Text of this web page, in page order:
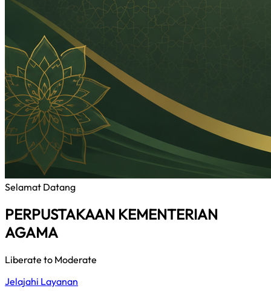
Selamat Datang
PERPUSTAKAAN KEMENTERIAN
AGAMA
Liberate to Moderate
Jelajahi Layanan